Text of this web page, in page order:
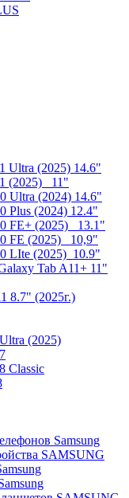
Ultra (2025) 14.6"
(2025) _11"
Ultra (2024) 14.6"
Plus (2024) 12.4"
FE+ (2025)_ 13.1"
FE (2025)_ 10,9"
LIte (2025)_10.9"
Tab A11+ 11"
8.7" (2025г.)
(2025)
Classic
Samsung
SAMSUNG